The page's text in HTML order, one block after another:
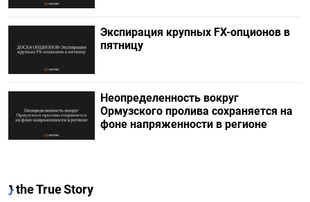
Экспирация крупных FX-опционов в
пятницу
Неопределенность вокруг
Ормузского пролива сохраняется на
фоне напряженности в регионе